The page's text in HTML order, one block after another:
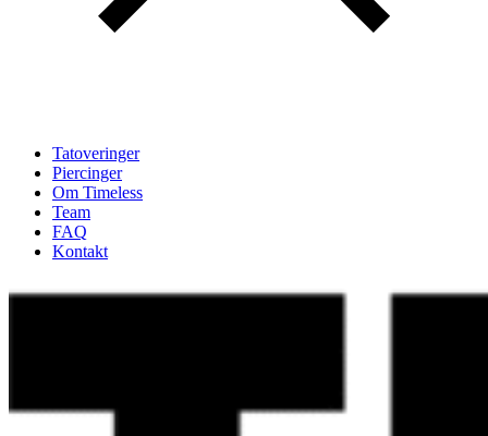
Tatoveringer
Piercinger
Om Timeless
Team
FAQ
Kontakt